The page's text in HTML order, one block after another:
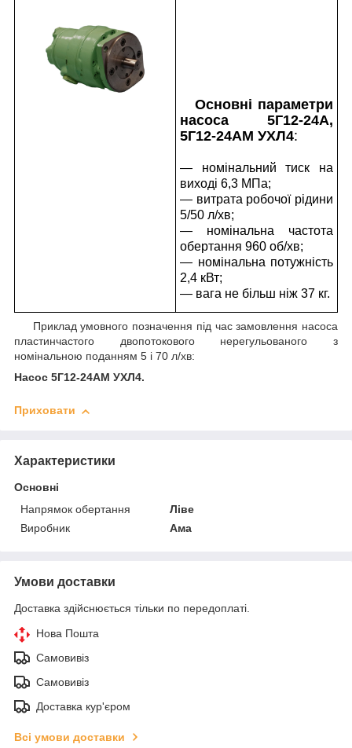
Основні параметри
насоса 5Г12-24А,
5Г12-24АМ УХЛ4:
— номінальний тиск на
виході 6,3 МПа;
— витрата робочої рідини
5/50 л/хв;
— номінальна частота
обертання 960 об/хв;
— номінальна потужність
2,4 кВт;
— вага не більш ніж 37 кг.
Приклад умовного позначення під час замовлення насоса
пластинчастого двопотокового нерегульованого з
номінальною поданням 5 і 70 л/хв:
Насос 5Г12-24АМ УХЛ4.
Приховати
Характеристики
Основні
Напрямок обертання
Ліве
Виробник
Ама
Умови доставки
Доставка здійснюється тільки по передоплаті.
Нова Пошта
Самовивіз
Самовивіз
Доставка кур'єром
Всі умови доставки